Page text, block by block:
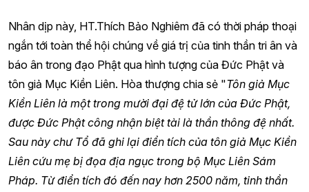
Nhân dịp này, HT.Thích Bảo Nghiêm đã có thời pháp thoại
ngắn tới toàn thể hội chúng về giá trị của tinh thần tri ân và
báo ân trong đạo Phật qua hình tượng của Đức Phật và
tôn giả Mục Kiền Liên. Hòa thượng chia sẻ "Tôn giả Mục
Kiền Liên là một trong mười đại đệ tử lớn của Đức Phật,
được Đức Phật công nhận biệt tài là thần thông đệ nhất.
Sau này chư Tổ đã ghi lại điển tích của tôn giả Mục Kiền
Liên cứu mẹ bị đọa địa ngục trong bộ Mục Liên Sám
Pháp. Từ điển tích đó đến nay hơn 2500 năm, tinh thần